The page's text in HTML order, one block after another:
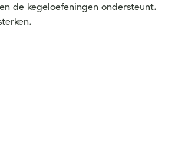
de kegeloefeningen ondersteunt.